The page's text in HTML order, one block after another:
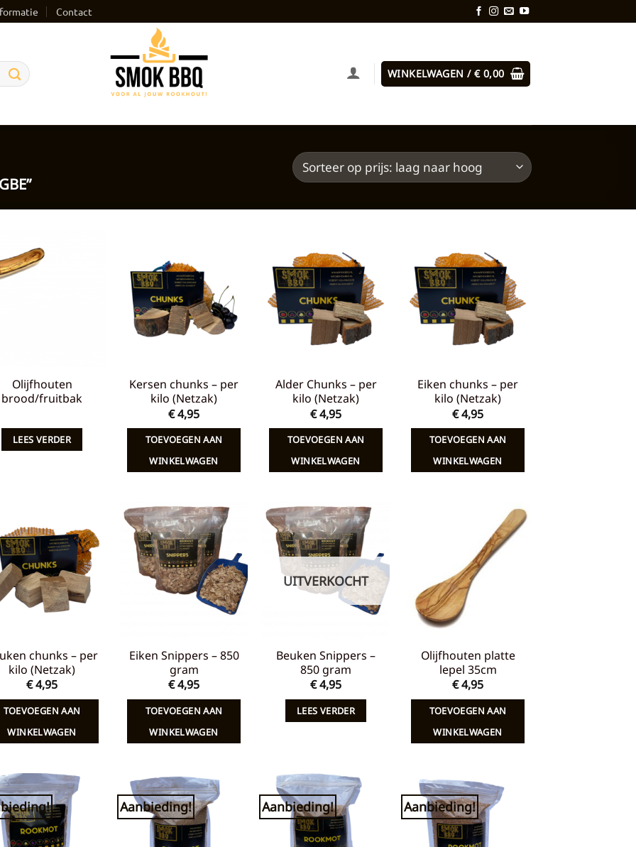
Contact
WINKELWAGEN / €0,00
Olijfhouten
brood/fruitbak
LEES VERDER
Toevoegen
aan
verlanglijst
Kersen chunks – per
kilo (Netzak)
€4,95
TOEVOEGEN AAN
WINKELWAGEN
Toevoegen
aan
verlanglijst
Alder Chunks – per
kilo (Netzak)
€4,95
TOEVOEGEN AAN
WINKELWAGEN
Toevoegen
aan
verlanglijst
Eiken chunks – per
kilo (Netzak)
€4,95
TOEVOEGEN AAN
WINKELWAGEN
Toevoegen
aan
verlanglijst
chunks – per
kilo (Netzak)
€4,95
TOEVOEGEN AAN
WINKELWAGEN
Toevoegen
aan
verlanglijst
Eiken Snippers – 850
gram
€4,95
TOEVOEGEN AAN
WINKELWAGEN
Toevoegen
aan
verlanglijst
UITVERKOCHT
Beuken Snippers –
850 gram
€4,95
LEES VERDER
Toevoegen
aan
verlanglijst
Olijfhouten platte
lepel 35cm
€4,95
TOEVOEGEN AAN
WINKELWAGEN
Toevoegen
aan
verlanglijst
Aanbieding!
Toevoegen
aan
verlanglijst
Aanbieding!
Toevoegen
aan
verlanglijst
Aanbieding!
Toevoegen
verlanglijst